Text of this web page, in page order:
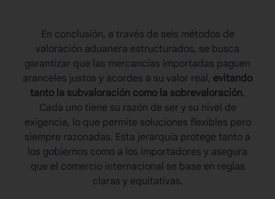
En conclusión, a través de seis métodos de
valoración aduanera estructurados, se busca
garantizar que las mercancías importadas paguen
aranceles justos y acordes a su valor real, evitando
tanto la subvaloración como la sobrevaloración.
Cada uno tiene su razón de ser y su nivel de
exigencia, lo que permite soluciones flexibles pero
siempre razonadas. Esta jerarquía protege tanto a
los gobiernos como a los importadores y asegura
que el comercio internacional se base en reglas
claras y equitativas.